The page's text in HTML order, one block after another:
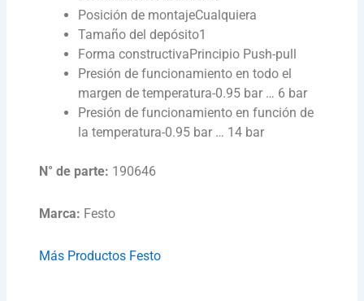
Posición de montajeCualquiera
Tamaño del depósito1
Forma constructiva Principio Push-pull
Presión de funcionamiento en todo el
margen de temperatura-0.95 bar … 6 bar
Presión de funcionamiento en función de
la temperatura-0.95 bar … 14 bar
N° de parte: 190646
Marca: Festo
Más Productos Festo